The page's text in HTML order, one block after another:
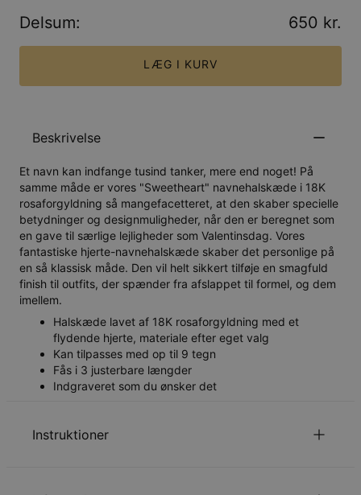
Delsum: 650 kr.
LÆG I KURV
Beskrivelse
Et navn kan indfange tusind tanker, mere end noget! På
samme måde er vores "Sweetheart" navnehalskæde i 18K
rosaforgyldning så mangefacetteret, at den skaber specielle
betydninger og designmuligheder, når den er beregnet som
en gave til særlige lejligheder som Valentinsdag. Vores
fantastiske hjerte-navnehalskæde skaber det personlige på
en så klassisk måde. Den vil helt sikkert tilføje en smagfuld
finish til outfits, der spænder fra afslappet til formel, og dem
imellem.
Halskæde lavet af 18K rosaforgyldning med et
flydende hjerte, materiale efter eget valg
Kan tilpasses med op til 9 tegn
Fås i 3 justerbare længder
Indgraveret som du ønsker det
Instruktioner